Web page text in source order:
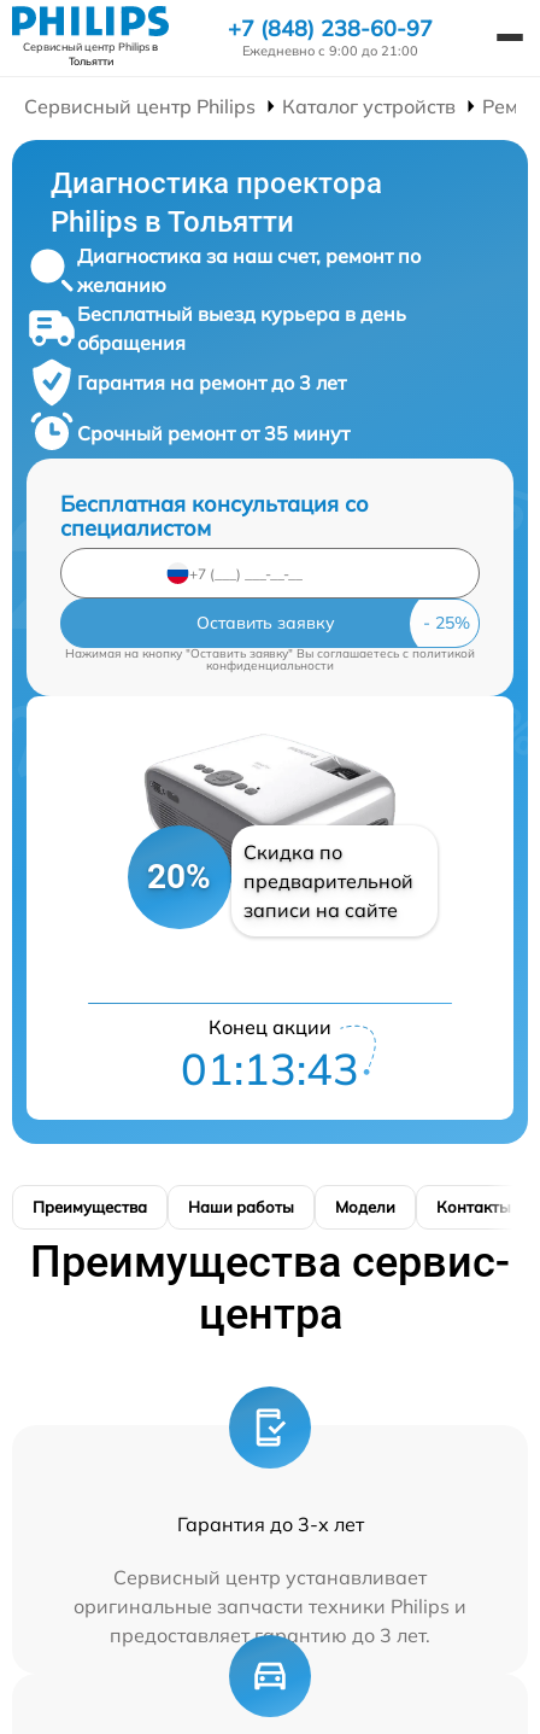
Сервисный центр Philipsв
Тольятти
+7 (848) 238-60-97
Ежедневно с 9:00 до 21:00
Сервисный центр Philips Каталог устройств
Диагностика проектора
Philips в Тольятти
Диагностика за наш счет, ремонт по
желанию
Бесплатный выезд курьера в день
обращения
Гарантия на ремонт до 3 лет
Срочный ремонт от 35 минут
Бесплатная консультация со
специалистом
Оставить заявку
Нажимая на кнопку "Оставить заявку" Вы соглашаетесь c политикой
конфиденциальности
20%
Скидка по
предварительной
записи на сайте
Конец акции
01:13:42
Преимущества Наши работы Модели Контакты
Преимущества сервис-
центра
Гарантия до 3-х лет
Сервисный центр устанавливает
оригинальные запчасти техники Philips и
предоставляет гарантию до 3 лет.